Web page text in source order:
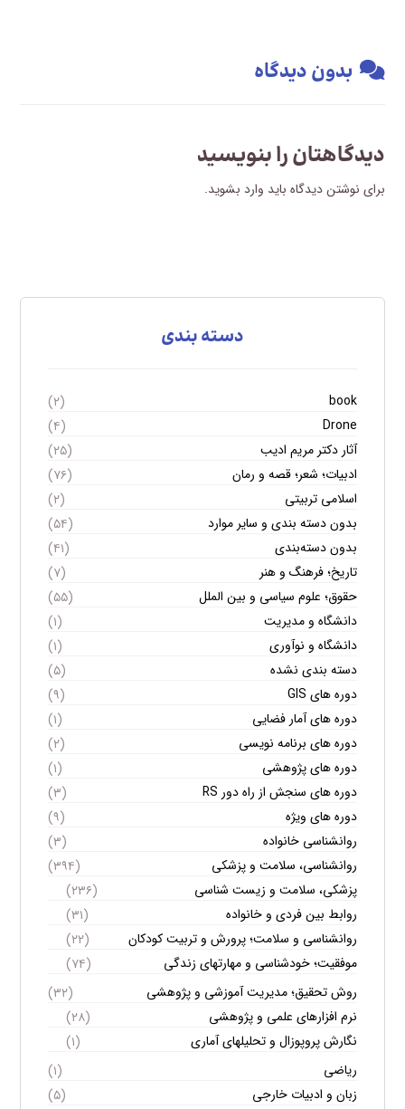
بدون دیدگاه
دیدگاهتان را بنویسید
برای نوشتن دیدگاه باید وارد بشوید.
دسته بندی
book
(۲)
Drone
(۴)
آثار دکتر مریم ادیب
(۲۵)
ادبیات؛ شعر؛ قصه و رمان
(۷۶)
اسلامی تربیتی
(۲)
بدون دسته بندی و سایر موارد
(۵۴)
بدون دسته‌بندی
(۴۱)
تاریخ؛ فرهنگ و هنر
(۷)
حقوق؛ علوم سیاسی و بین الملل
(۵۵)
دانشگاه و مدیریت
(۱)
دانشگاه و نوآوری
(۱)
دسته بندی نشده
(۵)
دوره های GIS
(۹)
دوره های آمار فضایی
(۱)
دوره های برنامه نویسی
(۲)
دوره های پژوهشی
(۱)
دوره های سنجش از راه دور RS
(۳)
دوره های ویژه
(۹)
روانشناسی خانواده
(۳)
روانشناسی، سلامت و پزشکی
(۳۹۴)
پزشکی، سلامت و زیست شناسی
(۲۳۶)
روابط بین فردی و خانواده
(۳۱)
روانشناسی و سلامت؛ پرورش و تربیت کودکان
(۲۲)
موفقیت؛ خودشناسی و مهارتهای زندگی
(۷۴)
روش تحقیق؛ مدیریت آموزشی و پژوهشی
(۳۲)
نرم افزارهای علمی و پژوهشی
(۲۸)
نگارش پروپوزال و تحلیلهای آماری
(۱)
ریاضی
(۱)
زبان و ادبیات خارجی
(۵)